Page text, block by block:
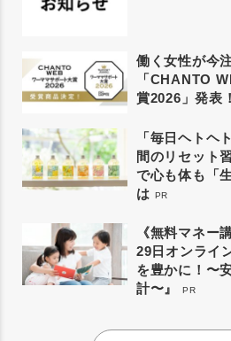
働く女性が今
「CHANTO
賞2026」発表！
「毎日ヘトヘ
間のリセット
で心も体も「
は PR
《無料マネー
29日オンライ
を豊かに！〜
計〜』
PR